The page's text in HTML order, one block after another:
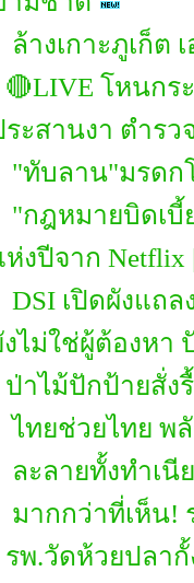
ล้างเกาะภูเก็ต
🔴LIVE โหนกร
ระสานงา ตำร
"ทับลาน"มรดก
"กฎหมายบิดเบี้
ห่งปีจาก Netflix
DSI เปิดผังแถล
งไม่ใช่ผู้ต้องหา
ป่าไม้ปักป้ายสั่ง
ไทยช่วยไทย พ
ละลายทั้งทำเนี
มากกว่าที่เห็น!
รพ.วัดห้วยปลา